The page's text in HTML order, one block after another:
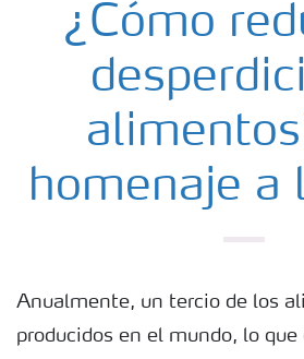
¿Cómo
homenaje a
Anualmente, un tercio de los
producidos en el mundo, lo